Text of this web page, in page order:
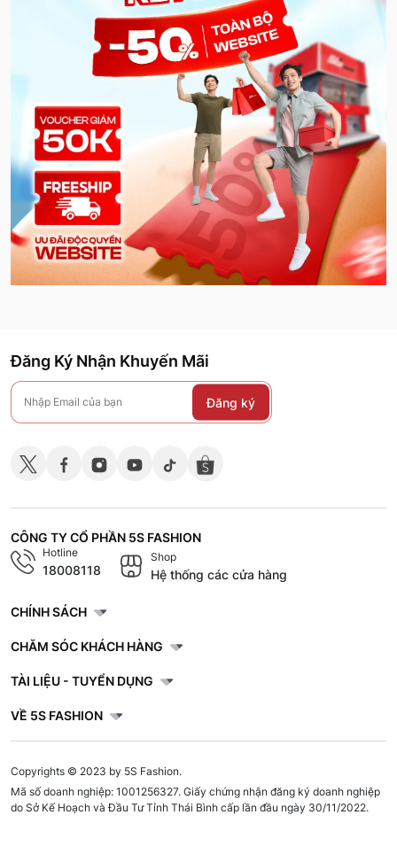
Đăng Ký Nhận Khuyến Mãi
Đăng ký
CÔNG TY CỔ PHẦN 5S FASHION
Hotline
18008118
Shop
Hệ thống các cửa hàng
CHÍNH SÁCH
CHĂM SÓC KHÁCH HÀNG
TÀI LIỆU - TUYỂN DỤNG
VỀ 5S FASHION
Copyrights © 2023 by 5S Fashion.
Mã số doanh nghiệp: 1001256327. Giấy chứng nhận đăng ký doanh nghiệp
do Sở Kế Hoạch và Đầu Tư Tỉnh Thái Bình cấp lần đầu ngày 30/11/2022.